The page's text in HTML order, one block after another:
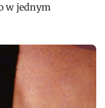
w jednym